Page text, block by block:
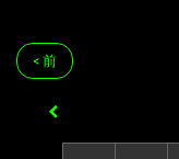
< 前